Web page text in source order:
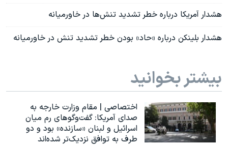
هشدار آمریکا درباره خطر تشدید تنش‌ها در خاورمیانه
هشدار بلینکن درباره «حاد» بودن خطر تشدید تنش در خاورمیانه
بیشتر بخوانید
اختصاصی | مقام وزارت خارجه به
صدای آمریکا: گفت‌وگوهای رم میان
اسرائیل و لبنان «سازنده» بود و دو
طرف به توافق نزدیک‌تر شده‌اند